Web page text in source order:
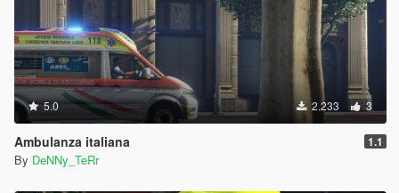
5.0 2.233 3
Ambulanza italiana 1.1
By DeNNy_TeRr